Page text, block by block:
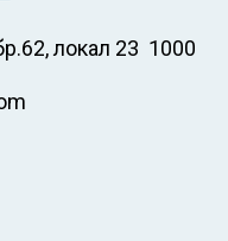
локал 23 1000